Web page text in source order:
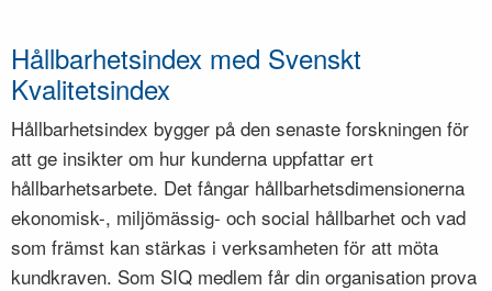
Hållbarhetsindex med Svenskt
Kvalitetsindex
Hållbarhetsindex bygger på den senaste forskningen för
att ge insikter om hur kunderna uppfattar ert
hållbarhetsarbete. Det fångar hållbarhetsdimensionerna
ekonomisk-, miljömässig- och social hållbarhet och vad
som främst kan stärkas i verksamheten för att möta
kundkraven. Som SIQ medlem får din organisation prova